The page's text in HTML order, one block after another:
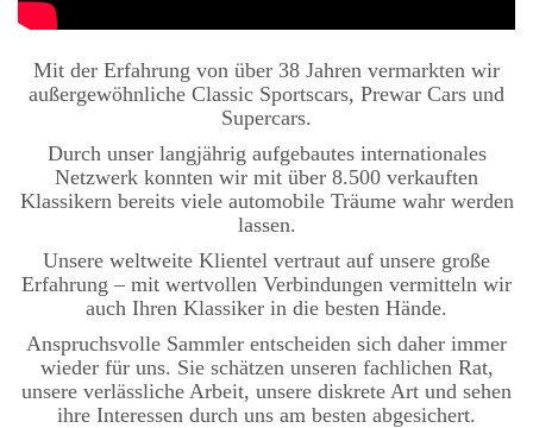
Mit der Erfahrung von über 38 Jahren vermarkten wir
außergewöhnliche Classic Sportscars, Prewar Cars und
Supercars.
Durch unser langjährig aufgebautes internationales
Netzwerk konnten wir mit über 8.500 verkauften
Klassikern bereits viele automobile Träume wahr werden
lassen.
Unsere weltweite Klientel vertraut auf unsere große
Erfahrung – mit wertvollen Verbindungen vermitteln wir
auch Ihren Klassiker in die besten Hände.
Anspruchsvolle Sammler entscheiden sich daher immer
wieder für uns. Sie schätzen unseren fachlichen Rat,
unsere verlässliche Arbeit, unsere diskrete Art und sehen
ihre Interessen durch uns am besten abgesichert.